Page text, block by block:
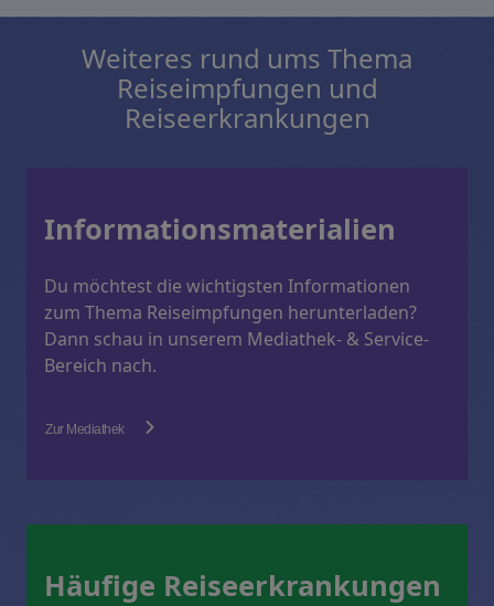
Weiteres rund ums Thema
Reiseimpfungen und
Reiseerkrankungen
Informationsmaterialien
Du möchtest die wichtigsten Informationen
zum Thema Reiseimpfungen herunterladen?
Dann schau in unserem Mediathek- & Service-
Bereich nach.
Zur Mediathek
Häufige Reiseerkrankungen